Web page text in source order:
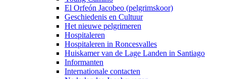
El Orfeón Jacobeo (pelgrimskoor)
Geschiedenis en Cultuur
Het nieuwe pelgrimeren
Hospitaleren
Hospitaleren in Roncesvalles
Huiskamer van de Lage Landen in Santiago
Informanten
Internationale contacten